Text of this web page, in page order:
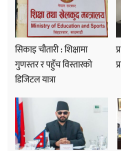
सिकाइ चौतारी : शिक्षामा
गुणस्तर र पहुँच विस्तारको
डिजिटल यात्रा